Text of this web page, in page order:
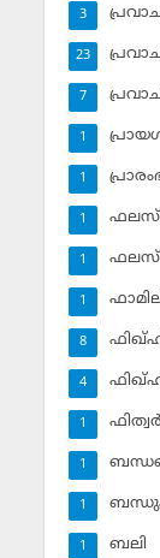
3
23
7
1
1
1
1
1
8
4
1
1
1
ബലി
1